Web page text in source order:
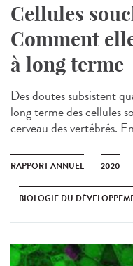
Cellules
Comment
à long terme
Des doutes subsistent
long terme des cellules
cerveau des vertébrés.
RAPPORT ANNUEL 2020
BIOLOGIE DU